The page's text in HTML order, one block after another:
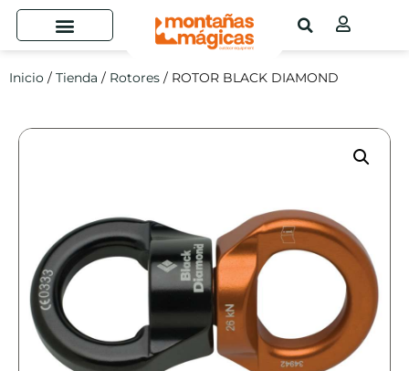
Inicio / Tienda / Rotores / ROTOR BLACK DIAMOND